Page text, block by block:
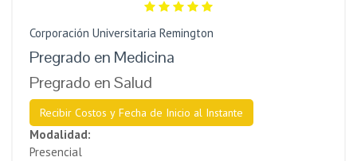
Corporación Universitaria Remington
Pregrado en Medicina
Pregrado en Salud
Recibir Costos y Fecha de Inicio al Instante
Modalidad:
Presencial